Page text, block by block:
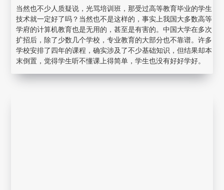
当然也不少人质疑说，光骂培训班，那受过高等教育毕业的学生
技术就一定好了吗？当然也不是这样的，事实上我国大多数高等
学府的计算机教育也是无用的，甚至是有害的。中国大学在多次
扩招后，除了少数几个学校，专业教育的大部分也不靠谱。许多
学校安排了四年的课程，确实涉及了不少基础知识，但结果却本
末倒置，觉得学生听不懂课上得简单，学生也没有好好学好。